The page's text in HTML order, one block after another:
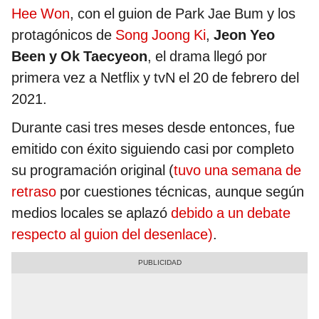
Hee Won, con el guion de Park Jae Bum y los
protagónicos de Song Joong Ki, Jeon Yeo
Been y Ok Taecyeon, el drama llegó por
primera vez a Netflix y tvN el 20 de febrero del
2021.
Durante casi tres meses desde entonces, fue
emitido con éxito siguiendo casi por completo
su programación original (tuvo una semana de
retraso por cuestiones técnicas, aunque según
medios locales se aplazó debido a un debate
respecto al guion del desenlace).